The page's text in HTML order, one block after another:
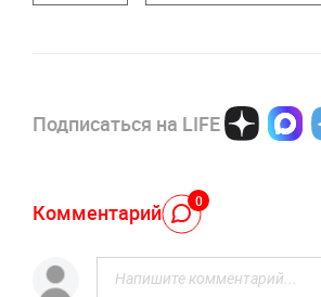
Подписаться на LIFE
Комментарий 0